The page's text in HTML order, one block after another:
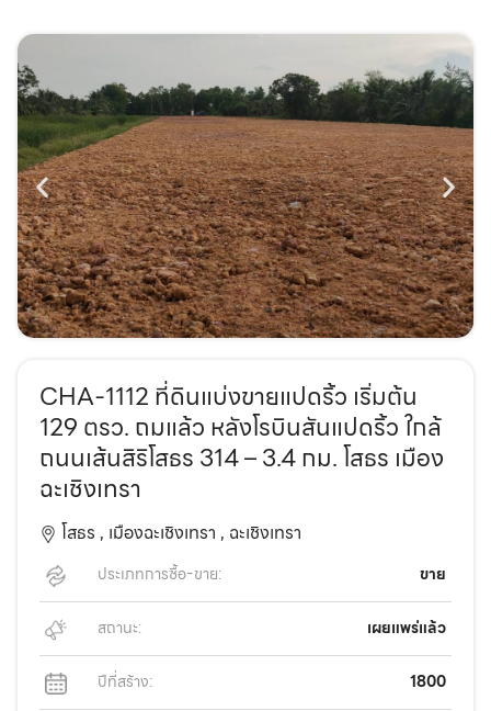
CHA-1112 ที่ดินแบ่งขายแปดริ้ว เริ่มต้น
129 ตรว. ถมแล้ว หลังโรบินสันแปดริ้ว ใกล้
ถนนเส้นสิริโสธร 314 – 3.4 กม. โสธร เมือง
ฉะเชิงเทรา
โสธร , เมืองฉะเชิงเทรา , ฉะเชิงเทรา
ประเภทการซื้อ-ขาย: ขาย
สถานะ: เผยแพร่แล้ว
ปีที่สร้าง: 1800